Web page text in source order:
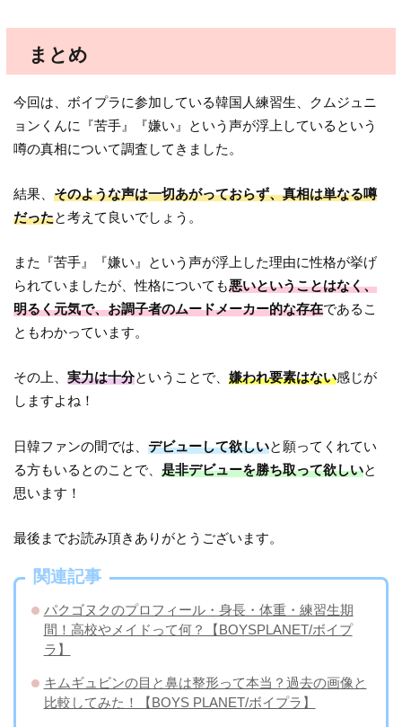
まとめ
今回は、ボイプラに参加している韓国人練習生、クムジュニ
ョンくんに『苦手』『嫌い』という声が浮上しているという
噂の真相について調査してきました。
結果、そのような声は一切あがっておらず、真相は単なる噂
だったと考えて良いでしょう。
また『苦手』『嫌い』という声が浮上した理由に性格が挙げ
られていましたが、性格についても悪いということはなく、
明るく元気で、お調子者のムードメーカー的な存在であるこ
ともわかっています。
その上、実力は十分ということで、嫌われ要素はない感じが
しますよね！
日韓ファンの間では、デビューして欲しいと願ってくれてい
る方もいるとのことで、是非デビューを勝ち取って欲しいと
思います！
最後までお読み頂きありがとうございます。
関連記事
パクゴヌクのプロフィール・身長・体重・練習生期
間！高校やメイドって何？【BOYSPLANET/ボイプ
ラ】
キムギュビンの目と鼻は整形って本当？過去の画像と
比較してみた！【BOYS PLANET/ボイプラ】